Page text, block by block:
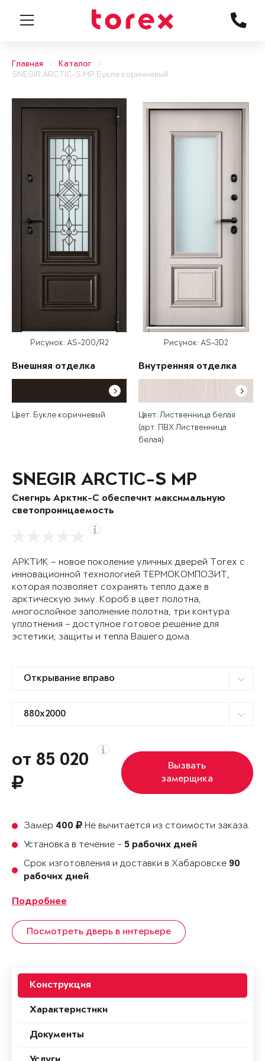
Главная
Каталог
SNEGIR ARCTIC-S MP Букле коричневый
Рисунок: AS-200/R2
Внешняя отделка
Цвет: Букле коричневый
Рисунок: AS-3D2
Внутренняя отделка
Цвет: Лиственница белая
(арт. ПВХ Лиственница
белая)
SNEGIR ARCTIC-S MP
Снегирь Арктик-С обеспечит максимальную
светопроницаемость
АРКТИК – новое поколение уличных дверей Torex с
инновационной технологией ТЕРМОКОМПОЗИТ,
которая позволяет сохранять тепло даже в
арктическую зиму. Короб в цвет полотна,
многослойное заполнение полотна, три контура
уплотнения – доступное готовое решение для
эстетики, защиты и тепла Вашего дома.
от 85 020
Вызвать
замерщика
Замер 400
Не вычитается из стоимости заказа.
Установка в течение - 5 рабочих дней
Срок изготовления и доставки в Хабаровске 90
рабочих дней.
Подробнее
Посмотреть дверь в интерьере
Конструкция
Характеристики
Документы